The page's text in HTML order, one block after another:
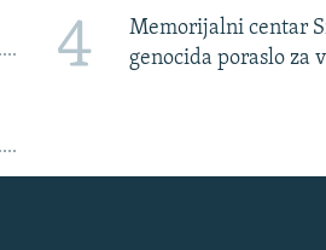
4
Memorijalni centar
genocida poraslo za